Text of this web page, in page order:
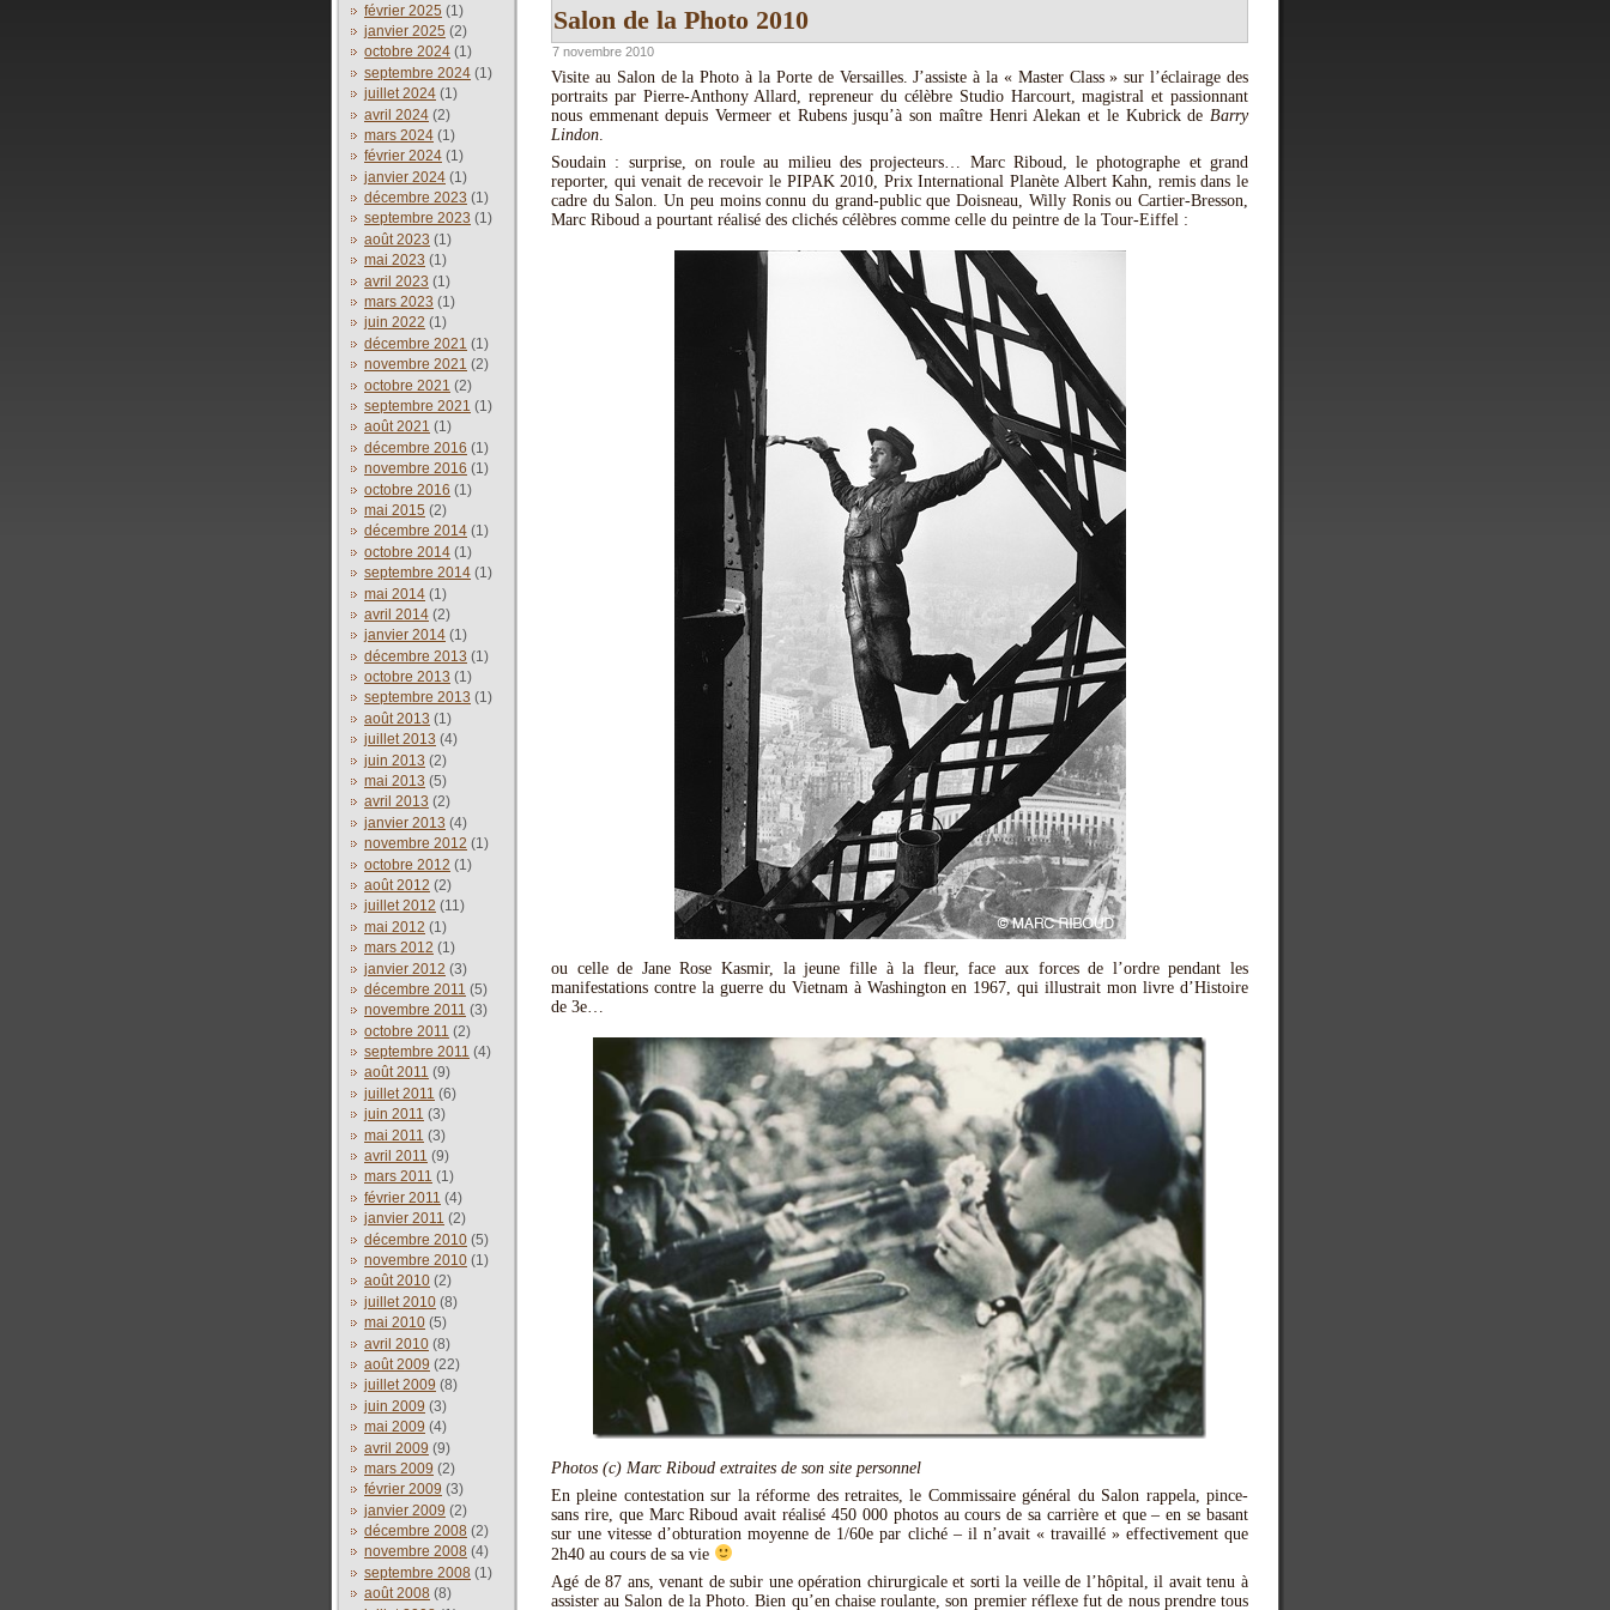
février 2025 (1)
janvier 2025 (2)
octobre 2024 (1)
septembre 2024 (1)
juillet 2024 (1)
avril 2024 (2)
mars 2024 (1)
février 2024 (1)
janvier 2024 (1)
décembre 2023 (1)
septembre 2023 (1)
août 2023 (1)
mai 2023 (1)
avril 2023 (1)
mars 2023 (1)
juin 2022 (1)
décembre 2021 (1)
novembre 2021 (2)
octobre 2021 (2)
septembre 2021 (1)
août 2021 (1)
décembre 2016 (1)
novembre 2016 (1)
octobre 2016 (1)
mai 2015 (2)
décembre 2014 (1)
octobre 2014 (1)
septembre 2014 (1)
mai 2014 (1)
avril 2014 (2)
janvier 2014 (1)
décembre 2013 (1)
octobre 2013 (1)
septembre 2013 (1)
août 2013 (1)
juillet 2013 (4)
juin 2013 (2)
mai 2013 (5)
avril 2013 (2)
janvier 2013 (4)
novembre 2012 (1)
octobre 2012 (1)
août 2012 (2)
juillet 2012 (11)
mai 2012 (1)
mars 2012 (1)
janvier 2012 (3)
décembre 2011 (5)
novembre 2011 (3)
octobre 2011 (2)
septembre 2011 (4)
août 2011 (9)
juillet 2011 (6)
juin 2011 (3)
mai 2011 (3)
avril 2011 (9)
mars 2011 (1)
février 2011 (4)
janvier 2011 (2)
décembre 2010 (5)
novembre 2010 (1)
août 2010 (2)
juillet 2010 (8)
mai 2010 (5)
avril 2010 (8)
août 2009 (22)
juillet 2009 (8)
juin 2009 (3)
mai 2009 (4)
avril 2009 (9)
mars 2009 (2)
février 2009 (3)
janvier 2009 (2)
décembre 2008 (2)
novembre 2008 (4)
septembre 2008 (1)
août 2008 (8)
Salon de la Photo 2010
7 novembre 2010
Visite au Salon de la Photo à la Porte de Versailles. J’assiste à la « Master Class » sur l’éclairage des
portraits par Pierre-Anthony Allard, repreneur du célèbre Studio Harcourt, magistral et passionnant
nous emmenant depuis Vermeer et Rubens jusqu’à son maître Henri Alekan et le Kubrick de Barry
Lindon.
Soudain : surprise, on roule au milieu des projecteurs… Marc Riboud, le photographe et grand
reporter, qui venait de recevoir le PIPAK 2010, Prix International Planète Albert Kahn, remis dans le
cadre du Salon. Un peu moins connu du grand-public que Doisneau, Willy Ronis ou Cartier-Bresson,
Marc Riboud a pourtant réalisé des clichés célèbres comme celle du peintre de la Tour-Eiffel :
ou celle de Jane Rose Kasmir, la jeune fille à la fleur, face aux forces de l’ordre pendant les
manifestations contre la guerre du Vietnam à Washington en 1967, qui illustrait mon livre d’Histoire
de 3e…
Photos (c) Marc Riboud extraites de son site personnel
En pleine contestation sur la réforme des retraites, le Commissaire général du Salon rappela, pince-
sans rire, que Marc Riboud avait réalisé 450 000 photos au cours de sa carrière et que – en se basant
sur une vitesse d’obturation moyenne de 1/60e par cliché – il n’avait « travaillé » effectivement que
2h40 au cours de sa vie
Agé de 87 ans, venant de subir une opération chirurgicale et sorti la veille de l’hôpital, il avait tenu à
assister au Salon de la Photo. Bien qu’en chaise roulante, son premier réflexe fut de nous prendre tous